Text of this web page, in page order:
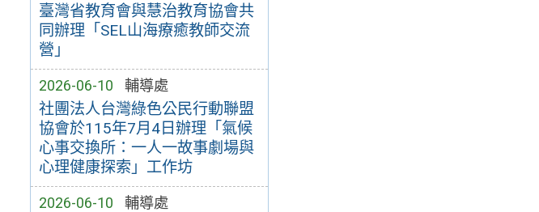
臺灣省教育會與慧治教育協會共
同辦理「SEL山海療癒教師交流
營」
2026-06-10 輔導處
社團法人台灣綠色公民行動聯盟
協會於115年7月4日辦理「氣候
心事交換所：一人一故事劇場與
心理健康探索」工作坊
2026-06-10 輔導處